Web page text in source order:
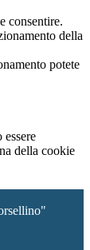
consentire.
della
potete
della cookie